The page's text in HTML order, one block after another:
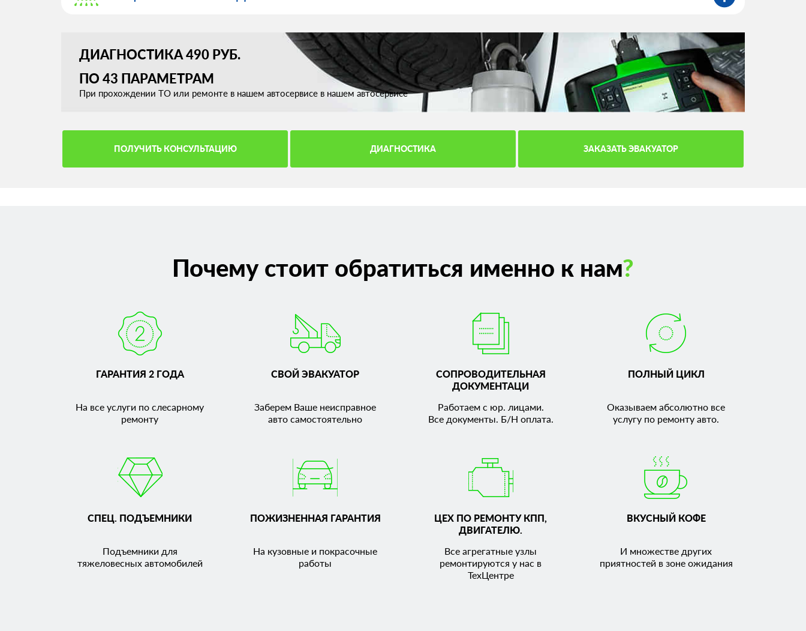
ДИАГНОСТИКА 490 РУБ.
ПО 43 ПАРАМЕТРАМ
При прохождении ТО или ремонте в нашем автосервисе в нашем автосервисе
ПОЛУЧИТЬ КОНСУЛЬТАЦИЮ ДИАГНОСТИКА ЗАКАЗАТЬ ЭВАКУАТОР
Почему стоит обратиться именно к нам?
ГАРАНТИЯ 2 ГОДА
На все услуги по слесарному
ремонту
СВОЙ ЭВАКУАТОР
Заберем Ваше неисправное
авто самостоятельно
СОПРОВОДИТЕЛЬНАЯ
ДОКУМЕНТАЦИ
Работаем с юр. лицами.
Все документы. Б/Н оплата.
ПОЛНЫЙ ЦИКЛ
Оказываем абсолютно все
услугу по ремонту авто.
СПЕЦ. ПОДЪЕМНИКИ
Подъемники для
тяжеловесных автомобилей
ПОЖИЗНЕННАЯ ГАРАНТИЯ
На кузовные и покрасочные
работы
ЦЕХ ПО РЕМОНТУ КПП,
ДВИГАТЕЛЮ.
Все агрегатные узлы
ремонтируются у нас в
ТехЦентре
ВКУСНЫЙ КОФЕ
И множестве других
приятностей в зоне ожидания